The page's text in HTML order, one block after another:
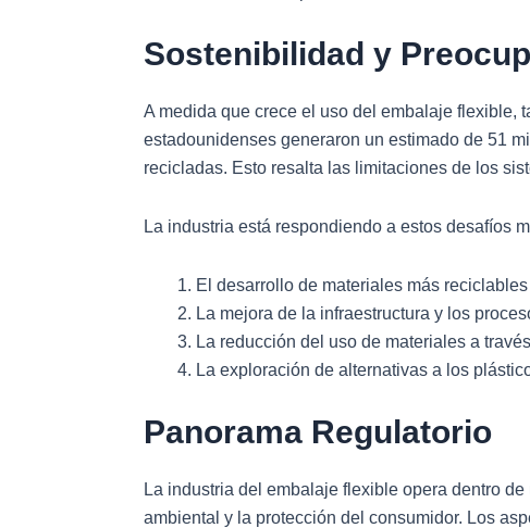
Sostenibilidad y
A medida que crece el uso del embalaje flexible,
estadounidenses generaron un estimado de 51
recicladas. Esto resalta las limitaciones de los
La industria está respondiendo a estos desafíos
El desarrollo de materiales más
La mejora de la infraestructura y los
La reducción del uso de materiales a
La exploración de alternativas a los
Panorama Regulatorio
La industria del embalaje flexible opera dentro
ambiental y la protección del consumidor. Los